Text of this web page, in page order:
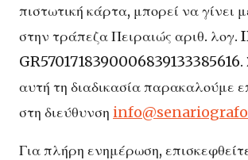
πιστωτική κάρτα, μπορεί να γίνει
στην τράπεζα Πειραιώς αριθ. λογ.
GR5701718390006839133385616.
αυτή τη διαδικασία παρακαλούμε
στη διεύθυνση
Για πλήρη ενημέρωση,